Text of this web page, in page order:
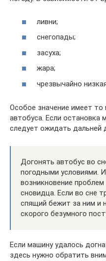
ливни;
снегопады;
засуха;
жара;
чрезвычайно
Особое значение имеет
автобуса. Если остановка
следует ожидать дальней
Догонять автобус во
погодными условиями.
возникновение
сновидца. Если во сне
спящий бежит за ним и
скорого безумного
Если машину удалось
здесь нужно обратить